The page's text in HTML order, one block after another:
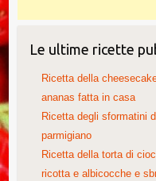
Le ultime ricette
Ricetta della
ananas fatta in casa
Ricetta degli sformatini
parmigiano
Ricetta della torta di
ricotta e albicocche e